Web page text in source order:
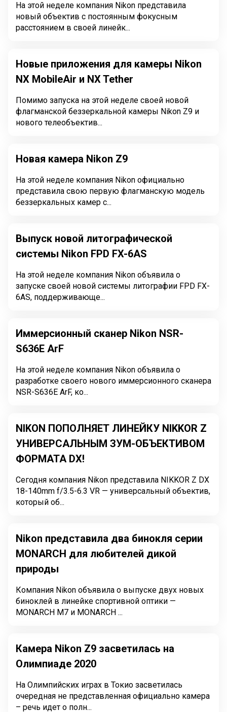
На этой неделе компания Nikon представила
новый объектив с постоянным фокусным
расстоянием в своей линейк...
Новые приложения для камеры Nikon
NX MobileAir и NX Tether
Помимо запуска на этой неделе своей новой
флагманской беззеркальной камеры Nikon Z9 и
нового телеобъектив...
Новая камера Nikon Z9
На этой неделе компания Nikon официально
представила свою первую флагманскую модель
беззеркальных камер с...
Выпуск новой литографической
системы Nikon FPD FX-6AS
На этой неделе компания Nikon объявила о
запуске своей новой системы литографии FPD FX-
6AS, поддерживающе...
Иммерсионный сканер Nikon NSR-
S636E ArF
На этой неделе компания Nikon объявила о
разработке своего нового иммерсионного сканера
NSR-S636E ArF, ко...
NIKON ПОПОЛНЯЕТ ЛИНЕЙКУ NIKKOR Z
УНИВЕРСАЛЬНЫМ ЗУМ-ОБЪЕКТИВОМ
ФОРМАТА DX!
Сегодня компания Nikon представила NIKKOR Z DX
18-140mm f/3.5-6.3 VR — универсальный объектив,
который об...
Nikon представила два бинокля серии
MONARCH для любителей дикой
природы
Компания Nikon объявила о выпуске двух новых
биноклей в линейке спортивной оптики —
MONARCH M7 и MONARCH ...
Камера Nikon Z9 засветилась на
Олимпиаде 2020
На Олимпийских играх в Токио засветилась
очередная не представленная официально камера
– речь идет о полн...